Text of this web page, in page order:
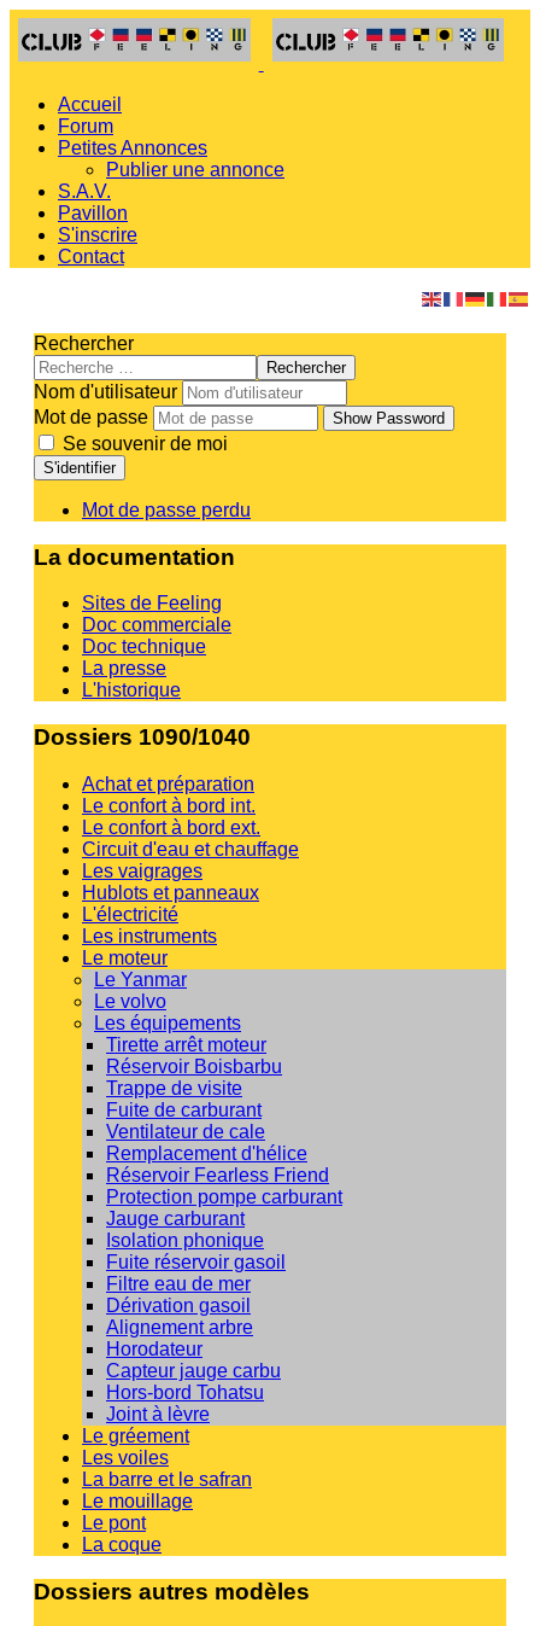
Accueil
Forum
Petites Annonces
Publier une annonce
S.A.V.
Pavillon
S'inscrire
Contact
Rechercher
Rechercher
Nom d'utilisateur
Mot de passe
Show Password
Se souvenir de moi
S'identifier
Mot de passe perdu
La documentation
Sites de Feeling
Doc commerciale
Doc technique
La presse
L'historique
Dossiers 1090/1040
Achat et préparation
Le confort à bord int.
Le confort à bord ext.
Circuit d'eau et chauffage
Les vaigrages
Hublots et panneaux
L'électricité
Les instruments
Le moteur
Le Yanmar
Le volvo
Les équipements
Tirette arrêt moteur
Réservoir Boisbarbu
Trappe de visite
Fuite de carburant
Ventilateur de cale
Remplacement d'hélice
Réservoir Fearless Friend
Protection pompe carburant
Jauge carburant
Isolation phonique
Fuite réservoir gasoil
Filtre eau de mer
Dérivation gasoil
Alignement arbre
Horodateur
Capteur jauge carbu
Hors-bord Tohatsu
Joint à lèvre
Le gréement
Les voiles
La barre et le safran
Le mouillage
Le pont
La coque
Dossiers autres modèles